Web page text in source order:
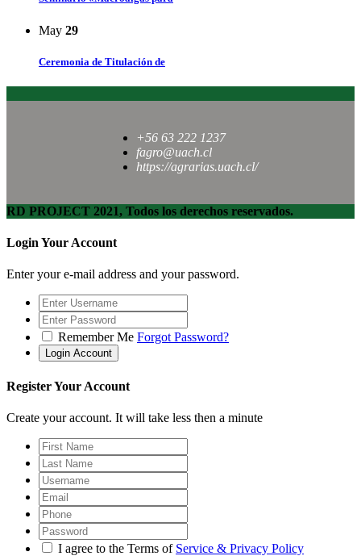
May 29
Ceremonia de Titulación de
+56 63 222 1237
fagro@uach.cl
https://agrarias.uach.cl/
RD PROJECT 2021, Todos los derechos reservados.
Login Your Account
Enter your e-mail address and your password.
Remember Me Forgot Password?
Register Your Account
Create your account. It will take less then a minute
I agree to the Terms of Service & Privacy Policy